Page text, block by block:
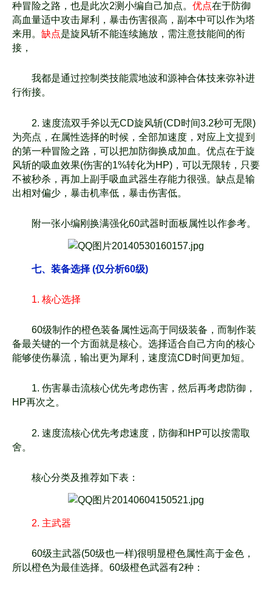
种冒险之路，也是此次2测小编自己加点。 优点在于防御
高血量适中攻击犀利，暴击伤害很高，副本中可以作为塔
来用。 缺点是旋风斩不能连续施放，需注意技能间的衔
接，
我都是通过控制类技能震地波和源神合体技来弥补进
行衔接。
2. 速度流双手斧以无CD旋风斩(CD时间3.2秒可无限)
为亮点，在属性选择的时候，全部加速度，对应上文提到
的第一种冒险之路，可以把加防御换成加血。 优点在于旋
风斩的吸血效果(伤害的1%转化为HP)，可以无限转，只要
不被秒杀， 再加上副手吸血武器生存能力很强。 缺点是输
出相对偏少，暴击机率低，暴击伤害低。
附一张小编刚换满强化60武器时面板属性以作参考。
七、装备选择 (仅分析60级)
1. 核心选择
60级制作的橙色装备属性远高于同级装备，而制作装
备最关键的一个方面就是核心。 选择适合自己方向的核心
能够使伤暴流，输出更为犀利，速度流CD时间更加短。
1. 伤害暴击流核心优先考虑伤害，然后再考虑防御，
HP再次之。
2. 速度流核心优先考虑速度，防御和HP可以按需取
舍。
核心分类及推荐如下表：
2. 主武器
60级主武器(50级也一样)很明显橙色属性高于金色，
所以橙色为最佳选择。60级橙色武器有2种：